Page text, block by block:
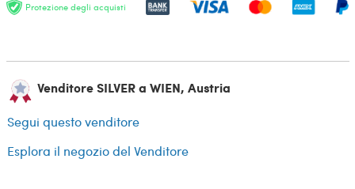
Protezione degli acquisti
Venditore SILVER a WIEN, Austria
Segui questo venditore
Esplora il negozio del Venditore